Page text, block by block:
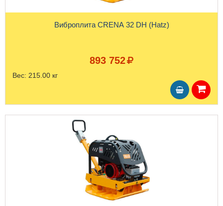
Виброплита CRENA 32 DH (Hatz)
893 752
Вес: 215.00 кг